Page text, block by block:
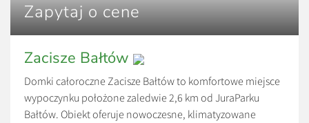
Zapytaj o cene
Zacisze Bałtów
Domki całoroczne Zacisze Bałtów to komfortowe miejsce
wypoczynku położone zaledwie 2,6 km od JuraParku
Bałtów. Obiekt oferuje nowoczesne, klimatyzowane